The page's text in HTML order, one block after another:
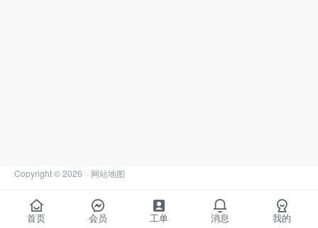
Copyright © 2026 · 网站地图
首页 会员 工单 消息 我的